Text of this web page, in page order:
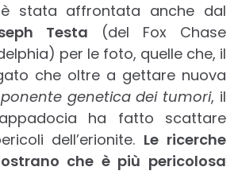
è stata affrontata anche dal
Testa (del Fox Chase
per le foto, quelle che, il
che oltre a gettare nuova
genetica dei tumori, il
ha fatto scattare
dell’erionite. Le ricerche
che è più pericolosa